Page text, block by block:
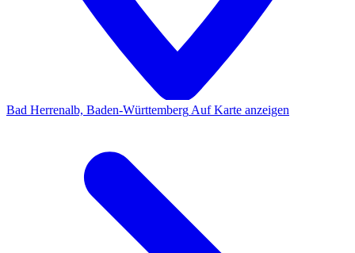
Bad Herrenalb, Baden-Württemberg Auf Karte anzeigen